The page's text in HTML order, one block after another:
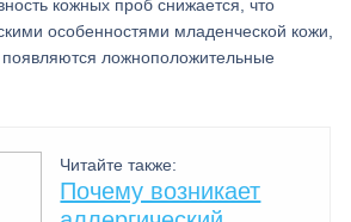
кожных проб снижается, что
особенностями младенческой кожи,
появляются ложноположительные
Читайте также:
Почему возникает